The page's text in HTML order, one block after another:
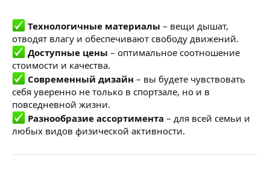
Технологичные материалы – вещи дышат,
отводят влагу и обеспечивают свободу движений.
Доступные цены – оптимальное соотношение
стоимости и качества.
Современный дизайн – вы будете чувствовать
себя уверенно не только в спортзале, но и в
повседневной жизни.
Разнообразие ассортимента – для всей семьи и
любых видов физической активности.